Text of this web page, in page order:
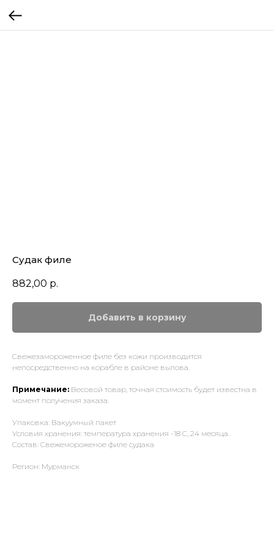
Судак филе
882,00 р.
Добавить в корзину
Свежезамороженное филе без кожи производится
непосредственно на корабле в районе вылова.
Примечание: Весовой товар, точная стоимость будет известна в
момент получения заказа.
Упаковка: Вакуумный пакет
Условия хранения: температура хранения -18 С, 24 месяца.
Состав: Свежемороженое филе судака
Регион: Мурманск